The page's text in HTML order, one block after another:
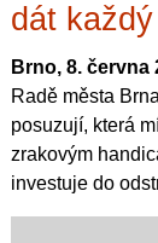
dát každý
Brno, 8. června
Radě města
posuzují, která
zrakovým
investuje do